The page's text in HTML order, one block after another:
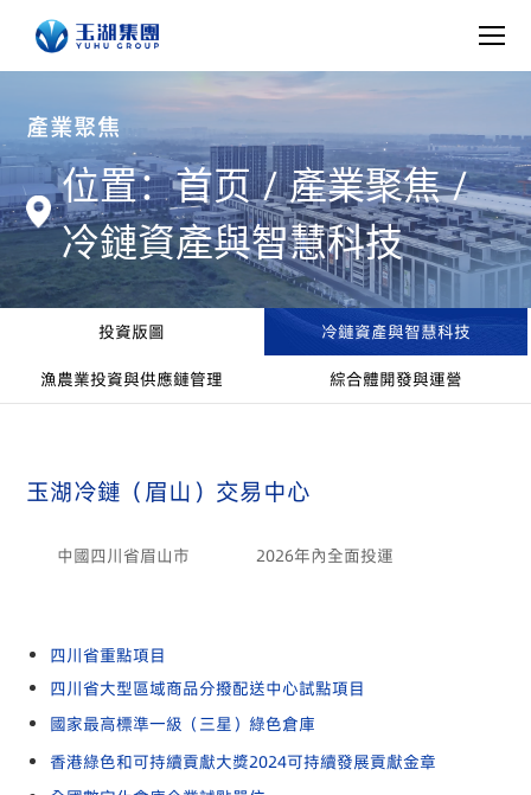
產業聚焦
位置：首页 /產業聚焦 /
冷鏈資產與智慧科技
投資版圖
冷鏈資產與智慧科技
漁農業投資與供應鏈管理
綜合體開發與運營
玉湖冷鏈（眉山）交易中心
中國四川省眉山市 2026年內全面投運
四川省重點項目
四川省大型區域商品分撥配送中心試點項目
國家最高標準一級（三星）綠色倉庫
香港綠色和可持續貢獻大獎2024可持續發展貢獻金章